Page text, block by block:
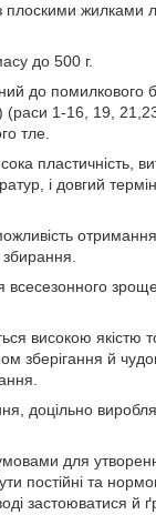
з плоскими жилками
до 500 г.
до помилкового
1-16, 19,
тле.
пластичність,
і довгий
всесезонного
високою якістю
зберігання й
доцільно
для
постійні та
застоюватися й